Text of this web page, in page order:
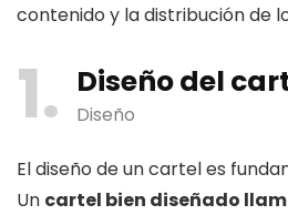
contenido y la distribución de
1 Diseño del
Diseño
El diseño de un cartel es
Un cartel bien diseñado